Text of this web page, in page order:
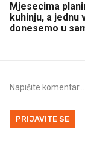
Mjesecima
kuhinju, a jednu
donesemo u
PRIJAVITE SE